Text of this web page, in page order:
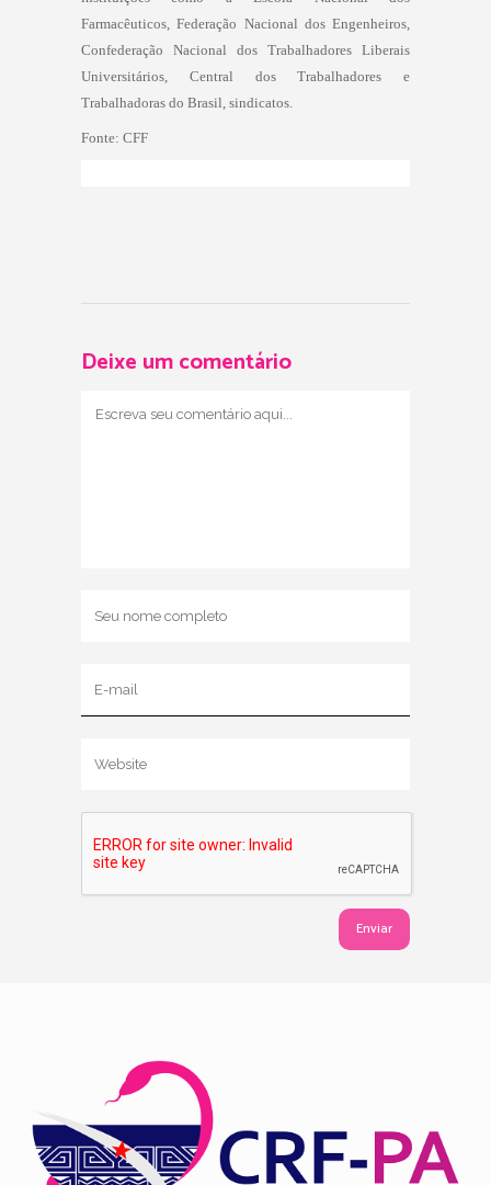
Farmacêuticos, Federação Nacional dos Engenheiros,
Confederação Nacional dos Trabalhadores Liberais
Universitários, Central dos Trabalhadores e
Trabalhadoras do Brasil, sindicatos.
Fonte: CFF
Deixe um comentário